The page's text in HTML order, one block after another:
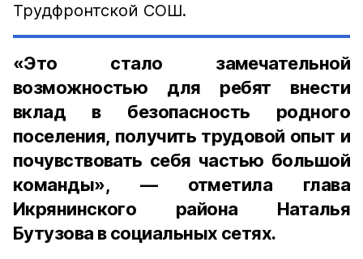
Трудфронтской СОШ.
«Это стало замечательной
возможностью для ребят внести
вклад в безопасность родного
поселения, получить трудовой опыт и
почувствовать себя частью большой
команды», — отметила глава
Икрянинского района Наталья
Бутузова в социальных сетях.